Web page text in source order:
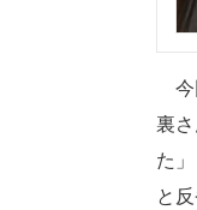
今
裏
た
と